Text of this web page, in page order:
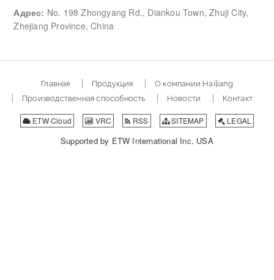
Адрес: No. 198 Zhongyang Rd., Diankou Town, Zhuji City,
Zhejiang Province, China
Главная Продукция
О компании Hailiang
Производственная способность
Новости Контакт
ETW Cloud VRC RSS SITEMAP LEGAL
Supported by ETW International Inc. USA